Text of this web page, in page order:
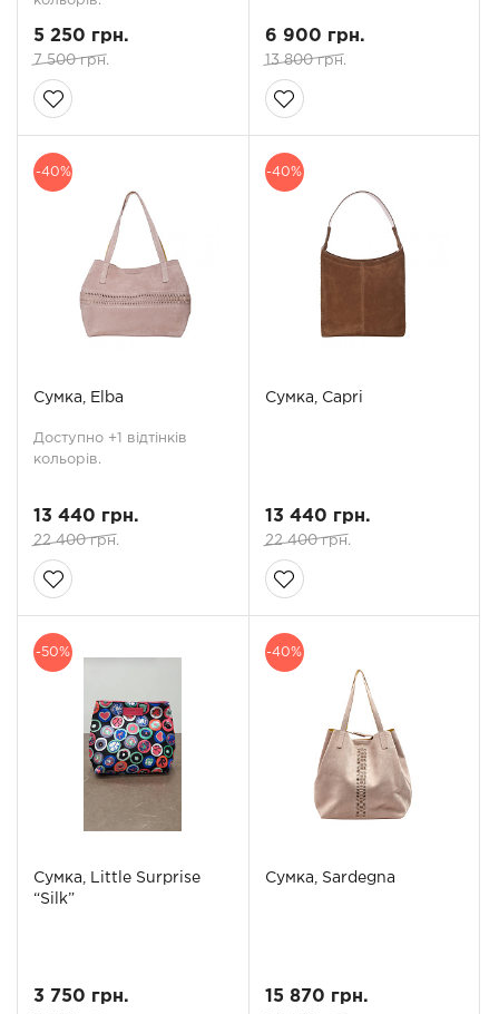
5 250 грн.
7 500 грн.
6 900 грн.
13 800 грн.
-40%
Сумка, Elba
Доступно +1 відтінків
кольорів.
13 440 грн.
22 400 грн.
-40%
Сумка, Capri
13 440 грн.
22 400 грн.
-50%
Сумка, Little Surprise
“Silk”
3 750 грн.
-40%
Сумка, Sardegna
15 870 грн.